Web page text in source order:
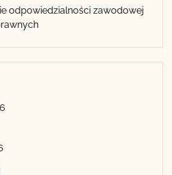
odpowiedzialności zawodowej